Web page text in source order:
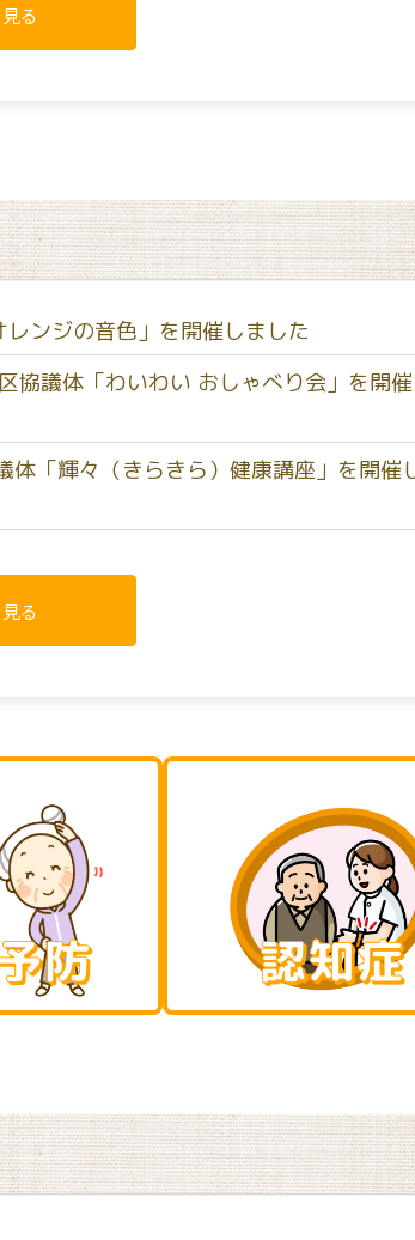
る
ンジの音色」を開催しました
協議体「わいわい おしゃべり会」を開
体「輝々（きらきら）健康講座」を開催
る